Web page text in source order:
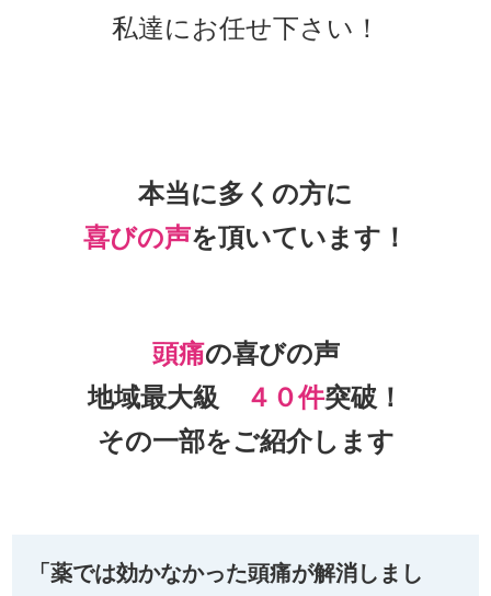
私達にお任せ下さい！
本当に多くの方に
喜びの声を頂いています！
頭痛の喜びの声
地域最大級
４０件突破！
その一部をご紹介します
「薬では効かなかった頭痛が解消しまし